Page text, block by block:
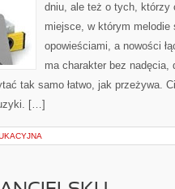
dniu, ale też o tych, którzy
miejsce, w którym melodie
opowieściami, a nowości
ma charakter bez
tak samo łatwo, jak przeżywa.
[…]